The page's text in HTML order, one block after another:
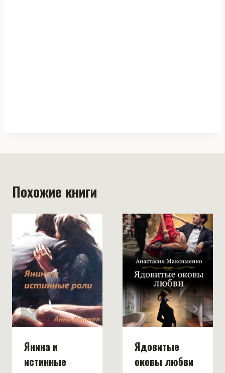
Похожие книги
Янина и
истинные
Ядовитые
оковы любви